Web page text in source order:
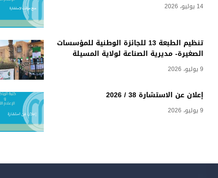
14 يوليو، 2026
تنظيم الطبعة 13 للجائزة الوطنية للمؤسسات
الصغيرة- مديرية الصناعة لولاية المسيلة
9 يوليو، 2026
إعلان عن الاستشارة 38 / 2026
9 يوليو، 2026